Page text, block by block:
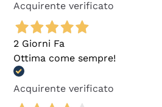
Acquirente verificato
2 Giorni Fa
Ottima come sempre!
Acquirente verificato